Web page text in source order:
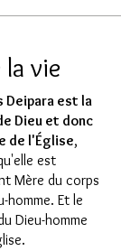
vie
Deipara est la
Dieu et donc
de l'Église,
est
Mère du corps
homme. Et le
Dieu-homme